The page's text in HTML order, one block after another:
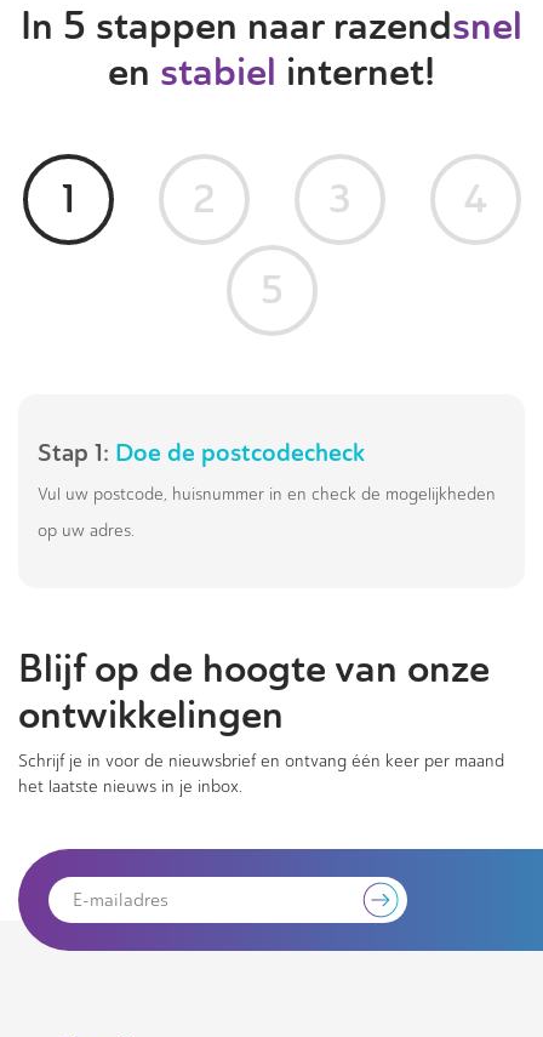
In 5 stappen naar razendsnel
en stabiel internet!
1 2 3
4
5
Stap 1: Doe de postcodecheck
Vul uw postcode, huisnummer in en check de mogelijkheden
op uw adres.
Blijf op de hoogte van onze
ontwikkelingen
Schrijf je in voor de nieuwsbrief en ontvang één keer per maand
het laatste nieuws in je inbox.